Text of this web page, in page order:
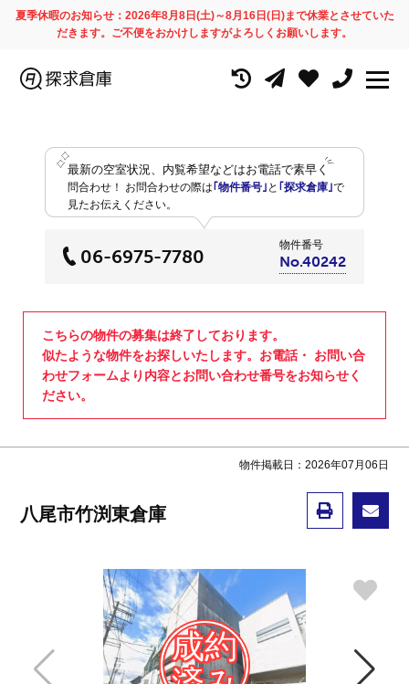
夏季休暇のお知らせ：2026年8月8日(土)～8月16日(日)まで休業とさせていた
だきます。ご不便をおかけしますがよろしくお願いします。
最新の空室状況、内覧希望などはお電話で素早く
問合わせ！ お問合わせの際は ｢物件番号｣ と ｢探求倉庫｣で
見たお伝えください。
06-6975-7780
物件番号
No.40242
こちらの物件の募集は終了しております。
似たような物件をお探しいたします。お電話・ お問い合
わせフォームより内容とお問い合わせ番号をお知らせく
ださい。
物件掲載日：2026年07月06日
八尾市竹渕東倉庫